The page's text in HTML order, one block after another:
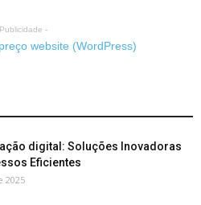
-
digital: Soluções Inovadoras
Eficientes
2025